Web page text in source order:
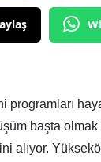
programları
başta olmak
alıyor.